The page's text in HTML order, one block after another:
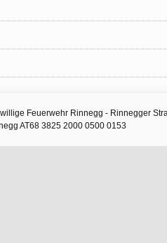
Feuerwehr Rinnegg - Rinnegger
AT68 3825 2000 0500 0153